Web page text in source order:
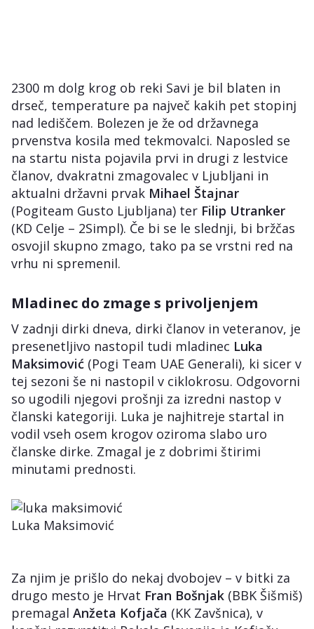
2300 m dolg krog ob reki Savi je bil blaten in
drseč, temperature pa največ kakih pet stopinj
nad lediščem. Bolezen je že od državnega
prvenstva kosila med tekmovalci. Naposled se
na startu nista pojavila prvi in drugi z lestvice
članov, dvakratni zmagovalec v Ljubljani in
aktualni državni prvak Mihael Štajnar
(Pogiteam Gusto Ljubljana) ter Filip Utranker
(KD Celje – 2Simpl). Če bi se le slednji, bi bržčas
osvojil skupno zmago, tako pa se vrstni red na
vrhu ni spremenil.
Mladinec do zmage s privoljenjem
V zadnji dirki dneva, dirki članov in veteranov, je
presenetljivo nastopil tudi mladinec Luka
Maksimović (Pogi Team UAE Generali), ki sicer v
tej sezoni še ni nastopil v ciklokrosu. Odgovorni
so ugodili njegovi prošnji za izredni nastop v
članski kategoriji. Luka je najhitreje startal in
vodil vseh osem krogov oziroma slabo uro
članske dirke. Zmagal je z dobrimi štirimi
minutami prednosti.
Luka Maksimović
Za njim je prišlo do nekaj dvobojev – v bitki za
drugo mesto je Hrvat Fran Bošnjak (BBK Šišmiš)
premagal Anžeta Kofjača (KK Zavšnica), v